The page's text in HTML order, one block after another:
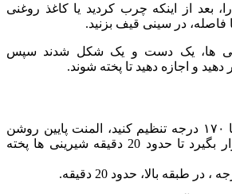
بعد از اینکه چرب کردید یا کاغذ روغنی
فاصله، در سینی قیف بزنید.
ها، یک دست و یک شکل شدند سپس
و اجازه دهید تا پخته شوند.
فر برقی : دمای ۱۶۵ تا ۱۷۰ درجه تنظیم کنید، المنت پایین روشن
باشد، در طبقه بالا، قرار بگیرد تا حدود 20 دقیقه شیرینی ها پخته